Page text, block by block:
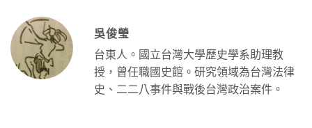
吳俊瑩
台東人。國立台灣大學歷史學系助理教
授，曾任職國史館。研究領域為台灣法律
史、二二八事件與戰後台灣政治案件。